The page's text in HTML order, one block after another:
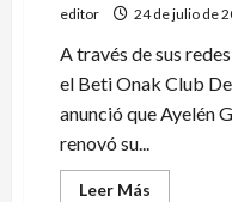
editor 24 de julio de
A través de sus
el Beti Onak Club
anunció que Ayelén
renovó su...
Leer Más